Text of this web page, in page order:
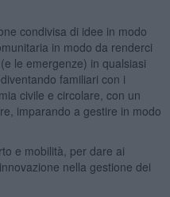
condivisa di idee in modo
in modo da renderci
le emergenze) in qualsiasi
familiari con i
civile e circolare, con un
imparando a gestire in modo
e mobilità, per dare ai
nella gestione dei